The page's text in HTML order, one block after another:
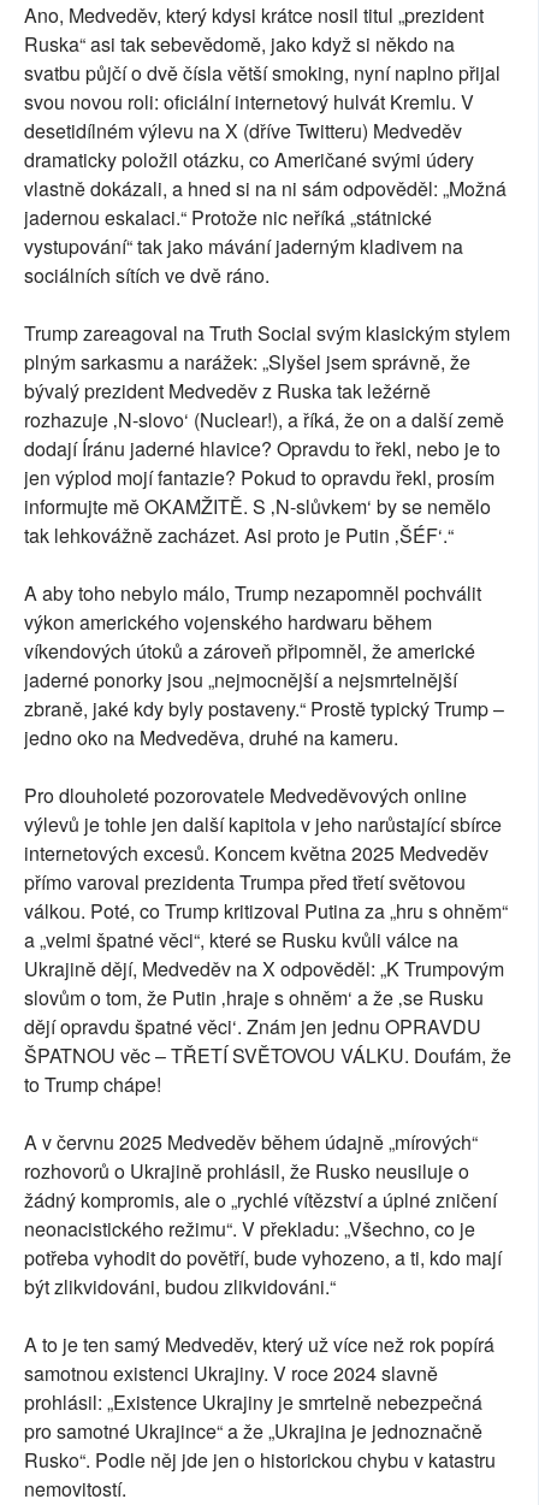
Ano, Medveděv, který kdysi krátce nosil titul „prezident
Ruska“ asi tak sebevědomě, jako když si někdo na
svatbu půjčí o dvě čísla větší smoking, nyní naplno přijal
svou novou roli: oficiální internetový hulvát Kremlu. V
desetidílném výlevu na X (dříve Twitteru) Medveděv
dramaticky položil otázku, co Američané svými údery
vlastně dokázali, a hned si na ni sám odpověděl: „Možná
jadernou eskalaci.“ Protože nic neříká „státnické
vystupování“ tak jako mávání jaderným kladivem na
sociálních sítích ve dvě ráno.
Trump zareagoval na Truth Social svým klasickým stylem
plným sarkasmu a narážek: „Slyšel jsem správně, že
bývalý prezident Medveděv z Ruska tak ležérně
rozhazuje ‚N-slovo‘ (Nuclear!), a říká, že on a další země
dodají Íránu jaderné hlavice? Opravdu to řekl, nebo je to
jen výplod mojí fantazie? Pokud to opravdu řekl, prosím
informujte mě OKAMŽITĚ. S ‚N-slůvkem‘ by se nemělo
tak lehkovážně zacházet. Asi proto je Putin ‚ŠÉF‘.“
A aby toho nebylo málo, Trump nezapomněl pochválit
výkon amerického vojenského hardwaru během
víkendových útoků a zároveň připomněl, že americké
jaderné ponorky jsou „nejmocnější a nejsmrtelnější
zbraně, jaké kdy byly postaveny.“ Prostě typický Trump –
jedno oko na Medveděva, druhé na kameru.
Pro dlouholeté pozorovatele Medveděvových online
výlevů je tohle jen další kapitola v jeho narůstající sbírce
internetových excesů. Koncem května 2025 Medveděv
přímo varoval prezidenta Trumpa před třetí světovou
válkou. Poté, co Trump kritizoval Putina za „hru s ohněm“
a „velmi špatné věci“, které se Rusku kvůli válce na
Ukrajině dějí, Medveděv na X odpověděl: „K Trumpovým
slovům o tom, že Putin ‚hraje s ohněm‘ a že ‚se Rusku
dějí opravdu špatné věci‘. Znám jen jednu OPRAVDU
ŠPATNOU věc – TŘETÍ SVĚTOVOU VÁLKU. Doufám, že
to Trump chápe!
A v červnu 2025 Medveděv během údajně „mírových“
rozhovorů o Ukrajině prohlásil, že Rusko neusiluje o
žádný kompromis, ale o „rychlé vítězství a úplné zničení
neonacistického režimu“. V překladu: „Všechno, co je
potřeba vyhodit do povětří, bude vyhozeno, a ti, kdo mají
být zlikvidováni, budou zlikvidováni.“
A to je ten samý Medveděv, který už více než rok popírá
samotnou existenci Ukrajiny. V roce 2024 slavně
prohlásil: „Existence Ukrajiny je smrtelně nebezpečná
pro samotné Ukrajince“ a že „Ukrajina je jednoznačně
Rusko“. Podle něj jde jen o historickou chybu v katastru
nemovitostí.